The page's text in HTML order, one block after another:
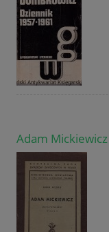
Adam